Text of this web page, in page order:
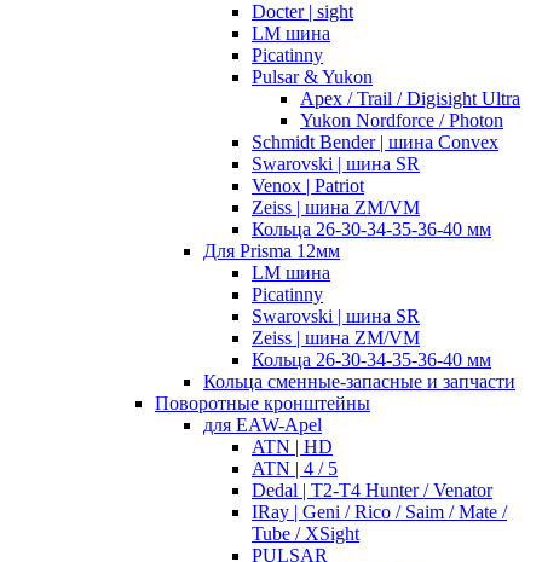
Docter | sight
LM шина
Picatinny
Pulsar & Yukon
Apex / Trail / Digisight Ultra
Yukon Nordforce / Photon
Schmidt Bender | шина Convex
Swarovski | шина SR
Venox | Patriot
Zeiss | шина ZM/VM
Кольца 26-30-34-35-36-40 мм
Для Prisma 12мм
LM шина
Picatinny
Swarovski | шина SR
Zeiss | шина ZM/VM
Кольца 26-30-34-35-36-40 мм
Кольца сменные-запасные и запчасти
Поворотные кронштейны
для EAW-Apel
ATN | HD
ATN | 4 / 5
Dedal | T2-T4 Hunter / Venator
IRay | Geni / Rico / Saim / Mate /
Tube / XSight
PULSAR